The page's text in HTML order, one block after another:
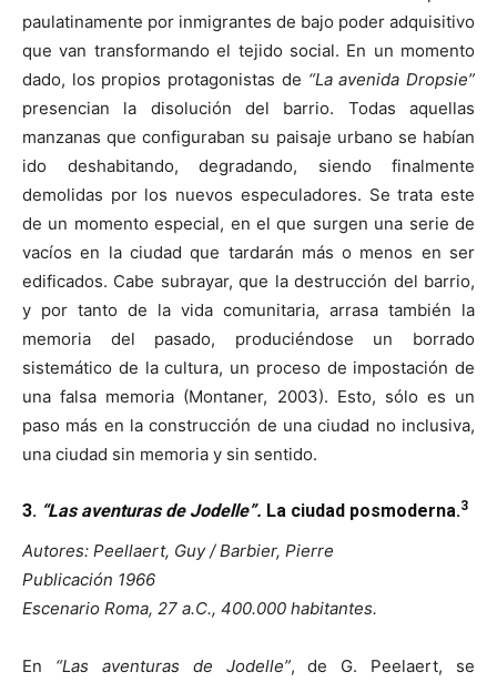
paulatinamente por inmigrantes de bajo poder adquisitivo
que van transformando el tejido social. En un momento
dado, los propios protagonistas de “La avenida Dropsie”
presencian la disolución del barrio. Todas aquellas
manzanas que configuraban su paisaje urbano se habían
ido deshabitando, degradando, siendo finalmente
demolidas por los nuevos especuladores. Se trata este
de un momento especial, en el que surgen una serie de
vacíos en la ciudad que tardarán más o menos en ser
edificados. Cabe subrayar, que la destrucción del barrio,
y por tanto de la vida comunitaria, arrasa también la
memoria del pasado, produciéndose un borrado
sistemático de la cultura, un proceso de impostación de
una falsa memoria (Montaner, 2003). Esto, sólo es un
paso más en la construcción de una ciudad no inclusiva,
una ciudad sin memoria y sin sentido.
3. “Las aventuras de Jodelle”. La ciudad posmoderna.3
Autores: Peellaert, Guy / Barbier, Pierre
Publicación 1966
Escenario Roma, 27 a.C., 400.000 habitantes.
En “Las aventuras de Jodelle”, de G. Peelaert, se